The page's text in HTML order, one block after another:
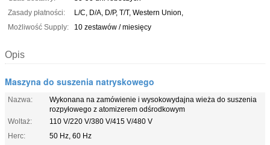
Zasady płatności:
L/C, D/A, D/P, T/T, Western Union,
Możliwość Supply:
10 zestawów / miesięcy
Opis
Maszyna do suszenia natryskowego
Nazwa:
Wykonana na zamówienie i wysokowydajna wieża do suszenia
rozpyłowego z atomizerem odśrodkowym
Woltaż:
110 V/220 V/380 V/415 V/480 V
Herc:
50 Hz, 60 Hz